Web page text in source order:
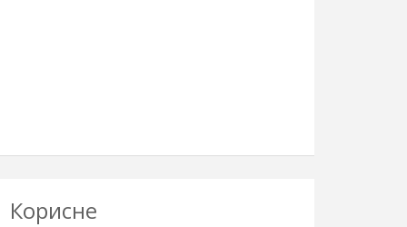
Корисне